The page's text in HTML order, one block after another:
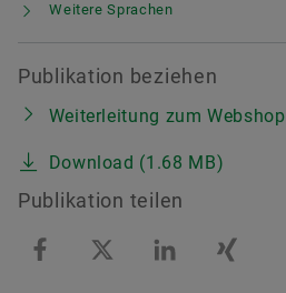
Weitere Sprachen
Publikation beziehen
Weiterleitung zum Webshop
Download (1.68 MB)
Publikation teilen